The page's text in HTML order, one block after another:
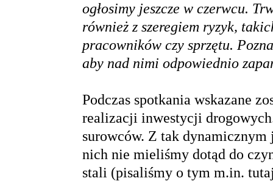
ogłosimy jeszcze w czerwcu.
również z szeregiem ryzyk,
pracowników czy sprzętu.
aby nad nimi odpowiednio
Podczas spotkania wskazane
realizacji inwestycji
surowców. Z tak
nich nie mieliśmy dotąd do
stali (pisaliśmy o tym m.in.